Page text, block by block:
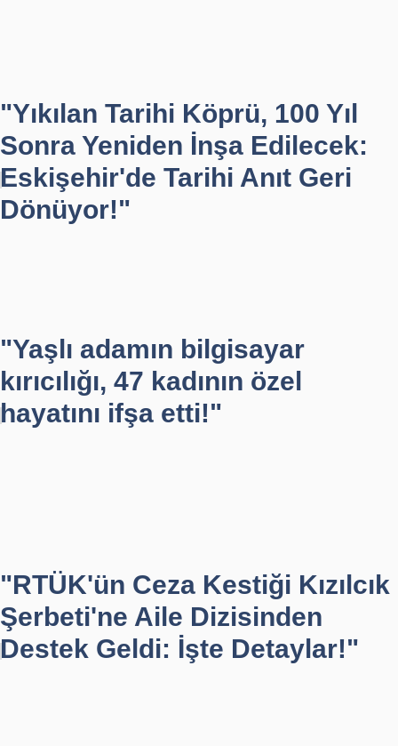
"Yıkılan Tarihi Köprü, 100 Yıl
Sonra Yeniden İnşa Edilecek:
Eskişehir'de Tarihi Anıt Geri
Dönüyor!"
"Yaşlı adamın bilgisayar
kırıcılığı, 47 kadının özel
hayatını ifşa etti!"
"RTÜK'ün Ceza Kestiği Kızılcık
Şerbeti'ne Aile Dizisinden
Destek Geldi: İşte Detaylar!"